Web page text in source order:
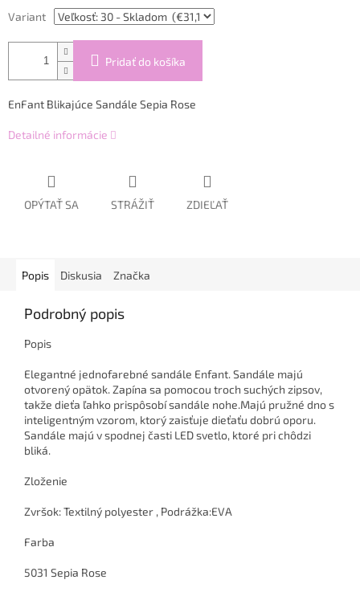
Variant
Pridať do košíka
EnFant Blikajúce Sandále Sepia Rose
Detailné informácie
OPÝTAŤ SA STRÁŽIŤ ZDIEĽAŤ
Popis Diskusia Značka
Podrobný popis
Popis
Elegantné jednofarebné sandále Enfant. Sandále majú
otvorený opätok. Zapína sa pomocou troch suchých zipsov,
takže dieťa ľahko prispôsobí sandále nohe.Majú pružné dno s
inteligentným vzorom, ktorý zaisťuje dieťaťu dobrú oporu.
Sandále majú v spodnej časti LED svetlo, ktoré pri chôdzi
bliká.
Zloženie
Zvršok: Textilný polyester , Podrážka:EVA
Farba
5031 Sepia Rose